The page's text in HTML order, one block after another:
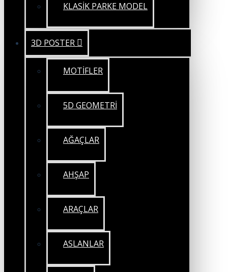
KLASİK PARKE MODEL
3D POSTER
MOTİFLER
5D GEOMETRİ
AĞAÇLAR
AHŞAP
ARAÇLAR
ASLANLAR